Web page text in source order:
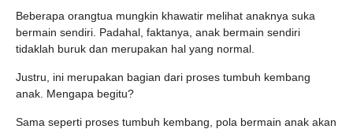
Beberapa orangtua mungkin khawatir melihat anaknya suka
bermain sendiri. Padahal, faktanya, anak bermain sendiri
tidaklah buruk dan merupakan hal yang normal.
Justru, ini merupakan bagian dari proses tumbuh kembang
anak. Mengapa begitu?
Sama seperti proses tumbuh kembang, pola bermain anak akan